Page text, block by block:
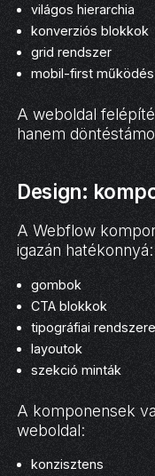
világos hierarchia
konverziós blokkok
grid rendszer
mobil-first működés
A weboldal
hanem
Design:
A Webflow
igazán hatékonnyá:
gombok
CTA blokkok
tipográfiai
layoutok
szekció minták
A komponensek
weboldal:
konzisztens